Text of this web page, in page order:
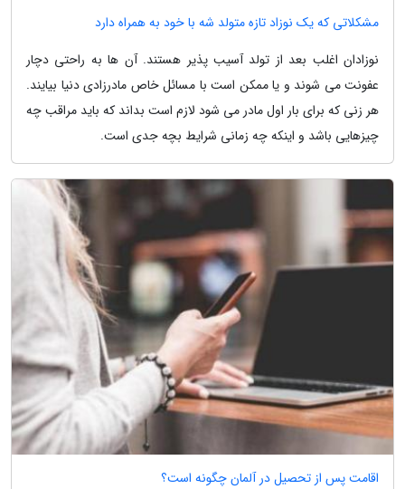
مشکلاتی که یک نوزاد تازه متولد شه با خود به همراه دارد
نوزادان اغلب بعد از تولد آسیب پذیر هستند. آن ها به راحتی دچار
عفونت می شوند و یا ممکن است با مسائل خاص مادرزادی دنیا بیایند.
هر زنی که برای بار اول مادر می شود لازم است بداند که باید مراقب چه
چیزهایی باشد و اینکه چه زمانی شرایط بچه جدی است.
اقامت پس از تحصیل در آلمان چگونه است؟